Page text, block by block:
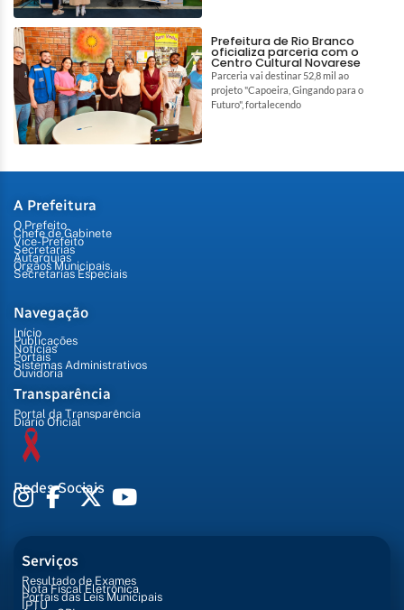
Prefeitura de Rio Branco
oficializa parceria com o
Centro Cultural Novarese
Parceria vai destinar 52,8 mil ao
projeto "Capoeira, Gingando para o
Futuro", fortalecendo
A Prefeitura
O Prefeito
Chefe de Gabinete
Vice-Prefeito
Secretarias
Autarquias
Órgãos Municipais
Secretarias Especiais
Navegação
Início
Publicações
Notícias
Portais
Sistemas Administrativos
Ouvidoria
Transparência
Portal da Transparência
Diário Oficial
Redes Sociais
Serviços
Resultado de Exames
Nota Fiscal Eletrônica
Portais das Leis Municipais
IPTU